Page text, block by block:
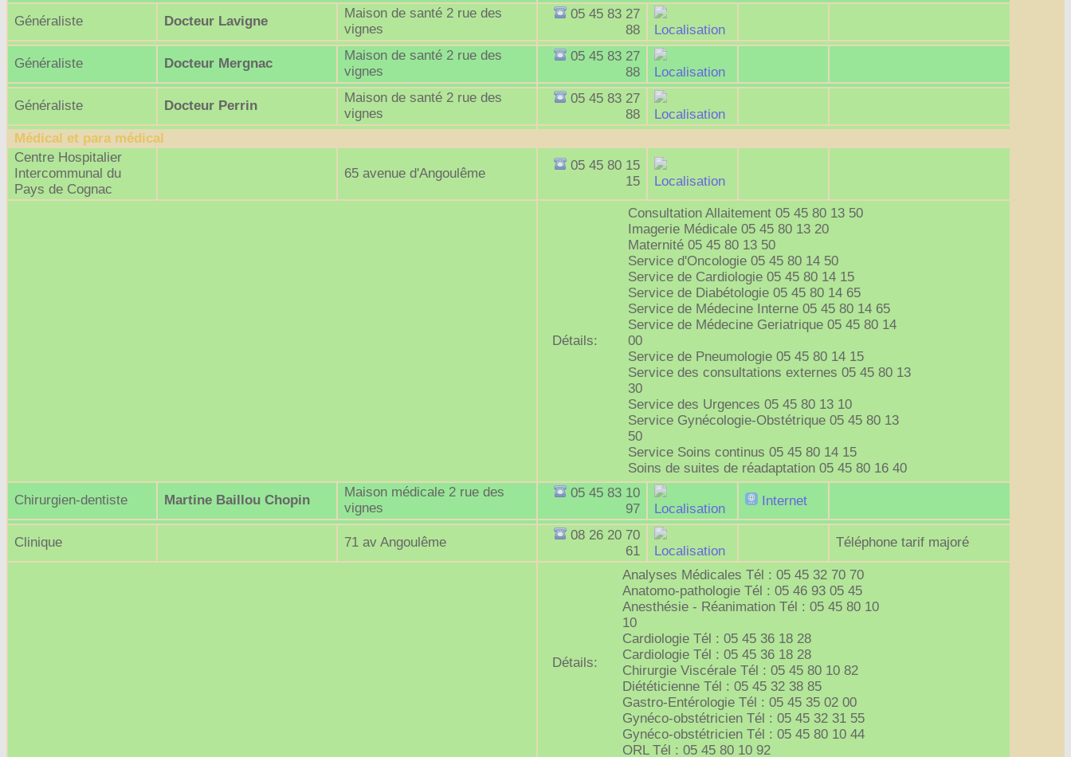
Généraliste Docteur Lavigne
Maison de santé 2 rue des
vignes
05 45 83 27
88
Localisation
Généraliste Docteur Mergnac
Maison de santé 2 rue des
vignes
05 45 83 27
88
Localisation
Généraliste Docteur Perrin
Maison de santé 2 rue des
vignes
05 45 83 27
88
Localisation
Médical et para médical
Centre Hospitalier
Intercommunal du
Pays de Cognac
65 avenue d'Angoulême
05 45 80 15
15
Localisation
Détails:
Consultation Allaitement 05 45 80 13 50
Imagerie Médicale 05 45 80 13 20
Maternité 05 45 80 13 50
Service d'Oncologie 05 45 80 14 50
Service de Cardiologie 05 45 80 14 15
Service de Diabétologie 05 45 80 14 65
Service de Médecine Interne 05 45 80 14 65
Service de Médecine Geriatrique 05 45 80 14
00
Service de Pneumologie 05 45 80 14 15
Service des consultations externes 05 45 80 13
30
Service des Urgences 05 45 80 13 10
Service Gynécologie-Obstétrique 05 45 80 13
50
Service Soins continus 05 45 80 14 15
Soins de suites de réadaptation 05 45 80 16 40
Chirurgien-dentiste Martine Baillou Chopin
Maison médicale 2 rue des
vignes
05 45 83 10
97
Localisation
Internet
Clinique 71 av Angoulême
08 26 20 70
61
Localisation
Téléphone tarif majoré
Détails:
Analyses Médicales Tél : 05 45 32 70 70
Anatomo-pathologie Tél : 05 46 93 05 45
Anesthésie - Réanimation Tél : 05 45 80 10
10
Cardiologie Tél : 05 45 36 18 28
Cardiologie Tél : 05 45 36 18 28
Chirurgie Viscérale Tél : 05 45 80 10 82
Diététicienne Tél : 05 45 32 38 85
Gastro-Entérologie Tél : 05 45 35 02 00
Gynéco-obstétricien Tél : 05 45 32 31 55
Gynéco-obstétricien Tél : 05 45 80 10 44
ORL Tél : 05 45 80 10 92